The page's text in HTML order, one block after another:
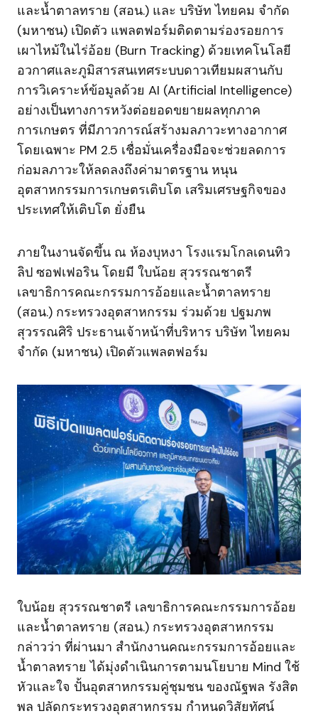
และน้ำตาลทราย (สอน.) และ บริษัท ไทยคม จํากัด
(มหาชน) เปิดตัว แพลตฟอร์มติดตามร่องรอยการ
เผาไหม้ในไร่อ้อย (Burn Tracking) ด้วยเทคโนโลยี
อวกาศและภูมิสารสนเทศระบบดาวเทียมผสานกับ
การวิเคราะห์ข้อมูลด้วย AI (Artificial Intelligence)
อย่างเป็นทางการหวังต่อยอดขยายผลทุกภาค
การเกษตร ที่มีภาวการณ์สร้างมลภาวะทางอากาศ
โดยเฉพาะ PM 2.5 เชื่อมั่นเครื่องมือจะช่วยลดการ
ก่อมลภาวะให้ลดลงถึงค่ามาตรฐาน หนุน
อุตสาหกรรมการเกษตรเติบโต เสริมเศรษฐกิจของ
ประเทศให้เติบโต ยั่งยืน
ภายในงานจัดขึ้น ณ ห้องบุหงา โรงแรมโกลเดนทิว
ลิป ซอฟเฟอริน โดยมี ใบน้อย สุวรรณชาตรี
เลขาธิการคณะกรรมการอ้อยและน้ำตาลทราย
(สอน.) กระทรวงอุตสาหกรรม ร่วมด้วย ปฐมภพ
สุวรรณศิริ ประธานเจ้าหน้าที่บริหาร บริษัท ไทยคม
จำกัด (มหาชน) เปิดตัวแพลตฟอร์ม
ใบน้อย สุวรรณชาตรี เลขาธิการคณะกรรมการอ้อย
และน้ำตาลทราย (สอน.) กระทรวงอุตสาหกรรม
กล่าวว่า ที่ผ่านมา สำนักงานคณะกรรมการอ้อยและ
น้ำตาลทราย ได้มุ่งดำเนินการตามนโยบาย Mind ใช้
หัวและใจ ปั้นอุตสาหกรรมคู่ชุมชน ของณัฐพล รังสิต
พล ปลัดกระทรวงอุตสาหกรรม กำหนดวิสัยทัศน์